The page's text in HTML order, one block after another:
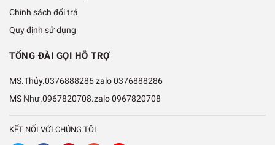
Chính sách đổi trả
Quy định sử dụng
TỔNG ĐÀI GỌI HỖ TRỢ
MS.Thủy.0376888286 zalo0376888286
MS Như.0967820708.zalo0967820708
KẾT NỐI VỚI CHÚNG TÔI